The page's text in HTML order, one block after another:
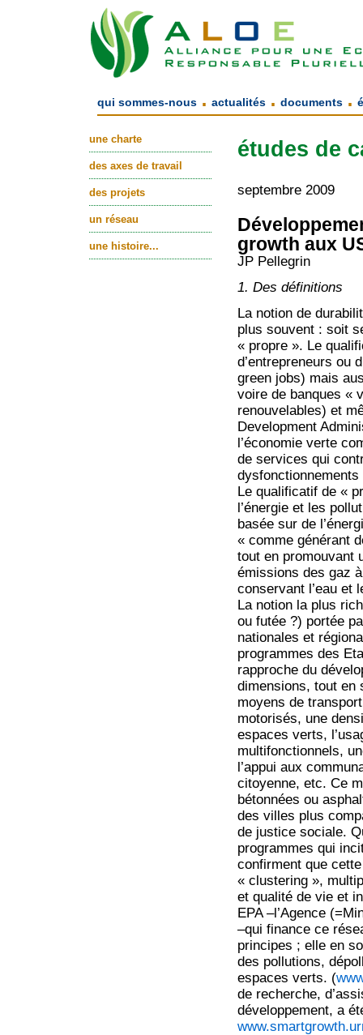
qui sommes-nous . actualités . documents .
une charte
des axes de travail
des projets
un réseau
une histoire...
études de
septembre 2009
growth aux
JP Pellegrin
1. Des définitions
La notion de
plus souvent : soit
« propre ». Le
d’entrepreneurs ou
green jobs) mais
voire de banques «
renouvelables) et
Development
l’économie verte
de services qui
Le qualificatif de «
l’énergie et les
basée sur de
« comme générant
tout en promouvant
émissions des gaz
conservant l’eau et
La notion la plus
ou futée ?) portée
nationales et
programmes des
rapproche du
dimensions, tout en
moyens de
motorisés, une
espaces verts,
multifonctionnels,
l’appui aux
citoyenne, etc. Ce
bétonnées ou
des villes plus
de justice sociale.
programmes qui
confirment que
« clustering »,
et qualité de vie et
EPA –l’Agence
–qui finance ce
principes ; elle en
des pollutions,
espaces verts. (
de recherche,
développement, a